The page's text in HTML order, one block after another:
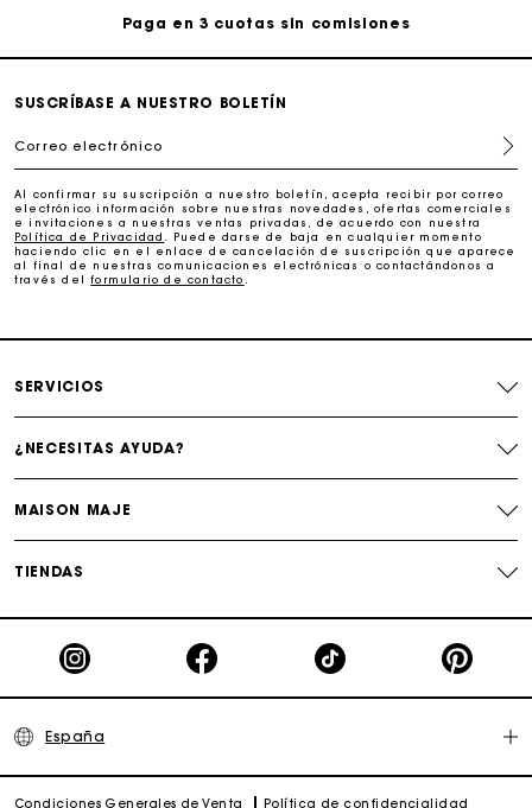
Paga en 3 cuotas sin comisiones
Cambios & Devoluciones gratuitos
La tarjeta regalo de Maje: la mejor manera de hacer el
regalo perfecto
Entrega a domicilio ofrecida dentro de 2-3 días
Cambios & Devoluciones gratuitos
La tarjeta regalo de Maje: la mejor manera de hacer el
SUSCRÍBASE A NUESTRO BOLETÍN
Correo electrónico
Al confirmar su suscripción a nuestro boletín, acepta recibir por correo
electrónico información sobre nuestras novedades, ofertas comerciales
e invitaciones a nuestras ventas privadas, de acuerdo con nuestra
Política de Privacidad
. Puede darse de baja en cualquier momento
haciendo clic en el enlace de cancelación de suscripción que aparece
al final de nuestras comunicaciones electrónicas o contactándonos a
través delformulario de contacto
SERVICIOS
¿NECESITAS AYUDA?
MAISON MAJE
TIENDAS
España
Condiciones Generales de Venta Política de confidencialidad